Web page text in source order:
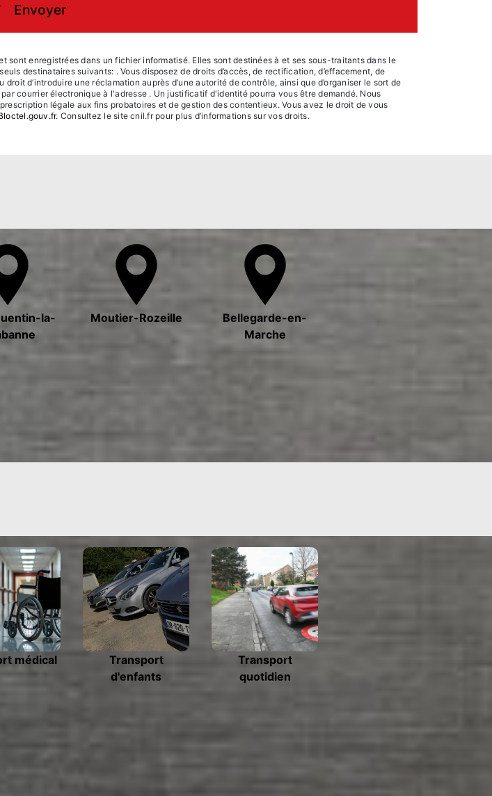
Envoyer
enregistrées dans un fichier informatisé. Elles sont destinées à et ses sous-traitants dans le
destinataires suivants: . Vous disposez de droits d’accès, de rectification, d’effacement, de
d’introduire une réclamation auprès d’une autorité de contrôle, ainsi que d’organiser le sort de
courrier électronique à l'adresse . Un justificatif d'identité pourra vous être demandé. Nous
légale aux fins probatoires et de gestion des contentieux. Vous avez le droit de vous
. Consultez le site cnil.fr pour plus d’informations sur vos droits.
la-
Moutier-Rozeille
Bellegarde-en-
Marche
médical
Transport
d'enfants
Transport
quotidien